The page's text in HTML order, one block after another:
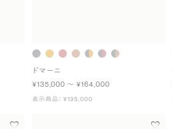
ドマーニ
¥135,000 〜 ¥164,000
表示商品： ¥135,000